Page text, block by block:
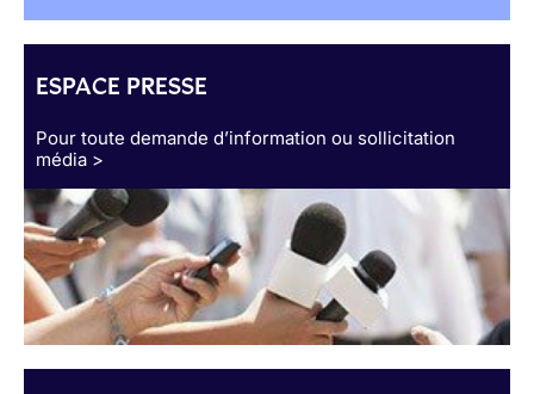
ESPACE PRESSE
Pour toute demande d’information ou sollicitation
média >